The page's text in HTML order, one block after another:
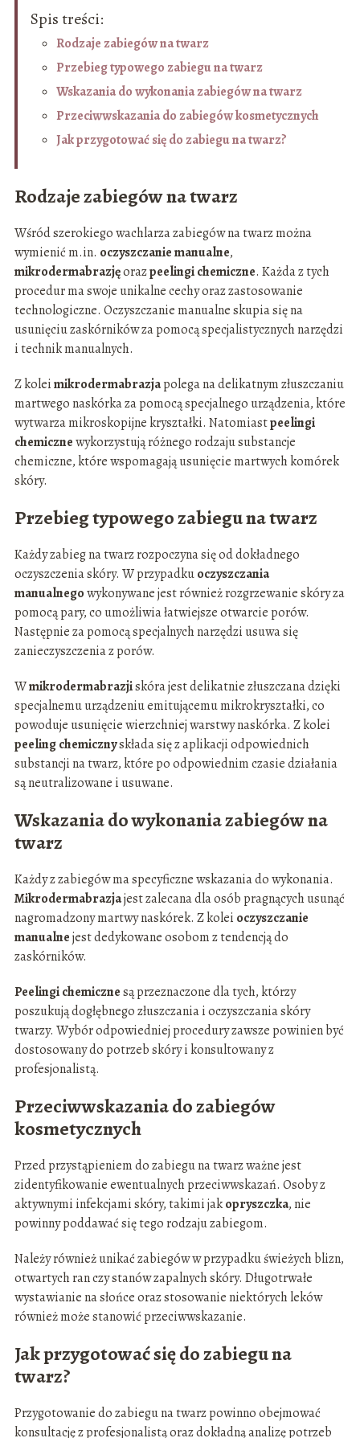
Spis treści:
Rodzaje zabiegów na twarz
Przebieg typowego zabiegu na twarz
Wskazania do wykonania zabiegów na twarz
Przeciwwskazania do zabiegów kosmetycznych
Jak przygotować się do zabiegu na twarz?
Rodzaje zabiegów na twarz
Wśród szerokiego wachlarza zabiegów na twarz można
wymienić m.in. oczyszczanie manualne,
mikrodermabrazjęorazpeelingi chemiczne. Każda z tych
procedur ma swoje unikalne cechy oraz zastosowanie
technologiczne. Oczyszczanie manualne skupia się na
usunięciu zaskórników za pomocą specjalistycznych narzędzi
i technik manualnych.
Z koleimikrodermabrazjapolega na delikatnym złuszczaniu
martwego naskórka za pomocą specjalnego urządzenia, które
wytwarza mikroskopijne kryształki. Natomiastpeelingi
chemicznewykorzystują różnego rodzaju substancje
chemiczne, które wspomagają usunięcie martwych komórek
skóry.
Przebieg typowego zabiegu na twarz
Każdy zabieg na twarz rozpoczyna się od dokładnego
oczyszczenia skóry. W przypadkuoczyszczania
manualnegowykonywane jest również rozgrzewanie skóry za
pomocą pary, co umożliwia łatwiejsze otwarcie porów.
Następnie za pomocą specjalnych narzędzi usuwa się
zanieczyszczenia z porów.
Wmikrodermabrazjiskóra jest delikatnie złuszczana dzięki
specjalnemu urządzeniu emitującemu mikrokryształki, co
powoduje usunięcie wierzchniej warstwy naskórka. Z kolei
peeling chemicznyskłada się z aplikacji odpowiednich
substancji na twarz, które po odpowiednim czasie działania
są neutralizowane i usuwane.
Wskazania do wykonania zabiegów na
twarz
Każdy z zabiegów ma specyficzne wskazania do wykonania.
Mikrodermabrazjajest zalecana dla osób pragnących usunąć
nagromadzony martwy naskórek. Z kolei oczyszczanie
manualnejest dedykowane osobom z tendencją do
zaskórników.
Peelingi chemicznesą przeznaczone dla tych, którzy
poszukują dogłębnego złuszczania i oczyszczania skóry
twarzy. Wybór odpowiedniej procedury zawsze powinien być
dostosowany do potrzeb skóry i konsultowany z
profesjonalistą.
Przeciwwskazania do zabiegów
kosmetycznych
Przed przystąpieniem do zabiegu na twarz ważne jest
zidentyfikowanie ewentualnych przeciwwskazań. Osoby z
aktywnymi infekcjami skóry, takimi jakopryszczka, nie
powinny poddawać się tego rodzaju zabiegom.
Należy również unikać zabiegów w przypadku świeżych blizn,
otwartych ran czy stanów zapalnych skóry. Długotrwałe
wystawianie na słońce oraz stosowanie niektórych leków
również może stanowić przeciwwskazanie.
Jak przygotować się do zabiegu na
twarz?
Przygotowanie do zabiegu na twarz powinno obejmować
konsultację z profesjonalistą oraz dokładną analizę potrzeb